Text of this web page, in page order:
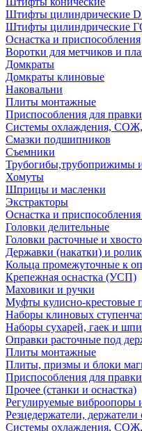
Штифты цилиндрические
Штифты цилиндрические
Оснастка и приспособления
Воротки для метчиков и
Домкраты
Домкраты клиновые
Наковальни
Плиты монтажные
Приспособления для
Системы охлаждения, СОЖ,
Смазки подшипников
Съемники
Трубогибы,трубоприжимы
Хомуты
Шприцы и масленки
Экстракторы
Оснастка и
Головки делительные
Головки расточные и
Державки (накатки) и
Кольца промежуточные к
Крепежная оснастка (УСП)
Маховики и ручки
Муфты кулисно-крестовые
Наборы клиновых
Наборы сухарей, гаек и
Оправки расточные под
Плиты монтажные
Плиты, призмы и блоки
Приспособления для
Прочее (станки и оснастка)
Регулируемые виброопоры
Резцедержатели,
Системы охлаждения, СОЖ,